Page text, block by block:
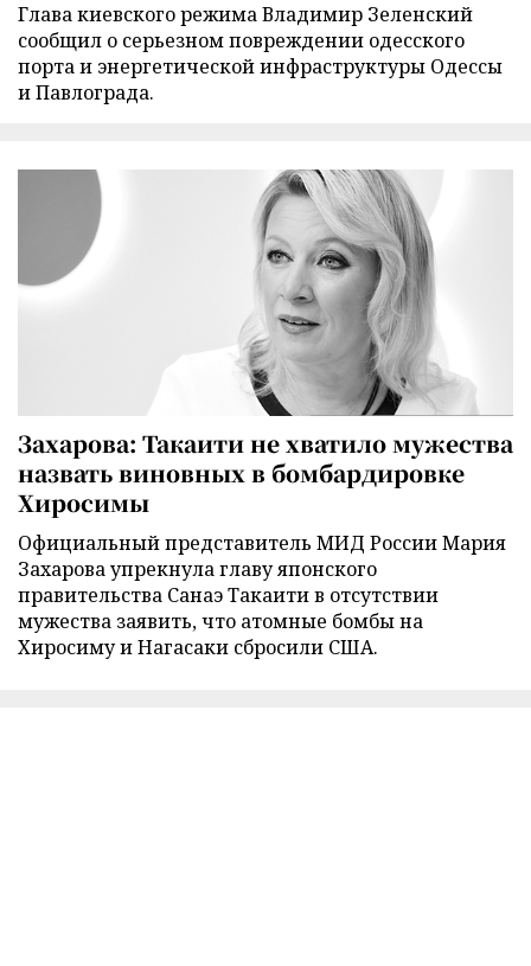
Глава киевского режима Владимир Зеленский
сообщил о серьезном повреждении одесского
порта и энергетической инфраструктуры Одессы
и Павлограда.
Захарова: Такаити не хватило мужества
назвать виновных в бомбардировке
Хиросимы
Официальный представитель МИД России Мария
Захарова упрекнула главу японского
правительства Санаэ Такаити в отсутствии
мужества заявить, что атомные бомбы на
Хиросиму и Нагасаки сбросили США.